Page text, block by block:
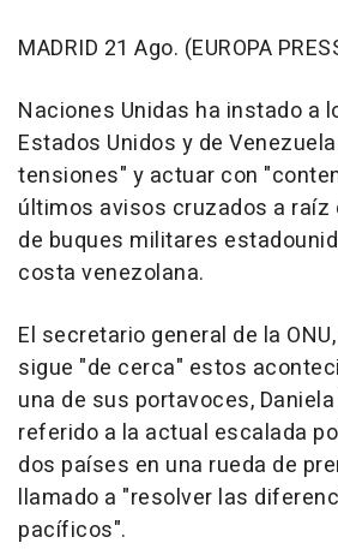
MADRID 21 Ago. (EUROPA
Naciones Unidas ha instado a
Estados Unidos y de
tensiones" y actuar con
últimos avisos cruzados a raíz
de buques militares
costa venezolana.
El secretario general de la
sigue "de cerca" estos
una de sus portavoces,
referido a la actual escalada
dos países en una rueda de
llamado a "resolver las
pacíficos".